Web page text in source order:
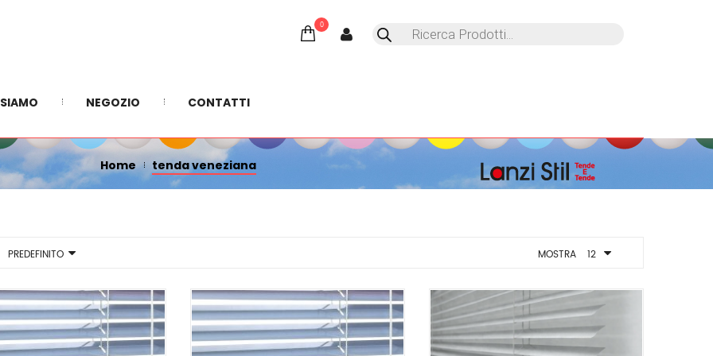
Products
0
NEGOZIO CONTATTI
TENDA VENEZIANA
Home tenda veneziana
PREDEFINITO MOSTRA 12